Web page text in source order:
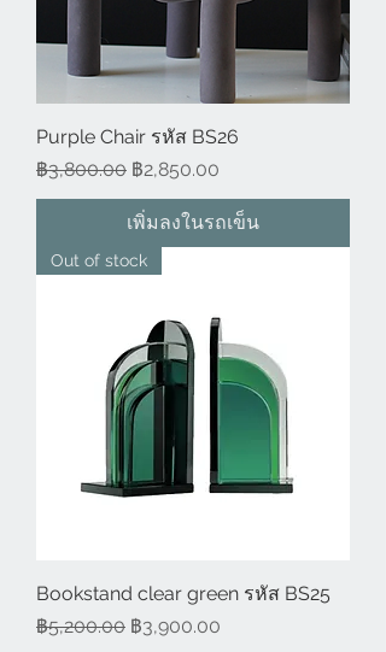
Purple Chair รหัส BS26
ราคาปกติ
฿3,800.00 ราคาขายลด
฿2,850.00
เพิ่มลงในรถเข็น
Out of stock
Bookstand clear green รหัส BS25
ราคาปกติ
฿5,200.00 ราคาขายลด
฿3,900.00